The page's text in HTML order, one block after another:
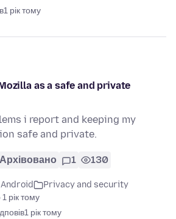
1 рік тому
as a safe and private
i report and keeping my
safe and private.
Архівовано 1 130
Privacy and security
рік тому
1 рік тому